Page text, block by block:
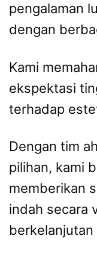
pengalaman
dengan
Kami
ekspektasi
terhadap
Dengan tim
pilihan, kami
memberikan
indah secara